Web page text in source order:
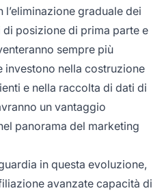
graduale dei
posizione di prima parte e
sempre più
investono nella costruzione
e nella raccolta di dati di
un vantaggio
panorama del marketing
in questa evoluzione,
avanzate capacità di